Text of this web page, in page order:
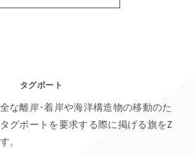
タグボート
な離岸･着岸や海洋構造物の移動のた
グボートを要求する際に掲げる旗をZ
。